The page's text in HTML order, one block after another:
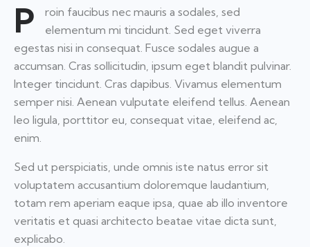
P
roin faucibus nec mauris a sodales, sed
elementum mi tincidunt. Sed eget viverra
egestas nisi in consequat. Fusce sodales augue a
accumsan. Cras sollicitudin, ipsum eget blandit pulvinar.
Integer tincidunt. Cras dapibus. Vivamus elementum
semper nisi. Aenean vulputate eleifend tellus. Aenean
leo ligula, porttitor eu, consequat vitae, eleifend ac,
enim.
Sed ut perspiciatis, unde omnis iste natus error sit
voluptatem accusantium doloremque laudantium,
totam rem aperiam eaque ipsa, quae ab illo inventore
veritatis et quasi architecto beatae vitae dicta sunt,
explicabo.